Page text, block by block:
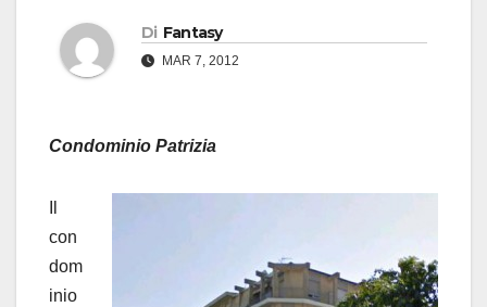
Di Fantasy
MAR 7, 2012
Condominio Patrizia
con
dom
inio